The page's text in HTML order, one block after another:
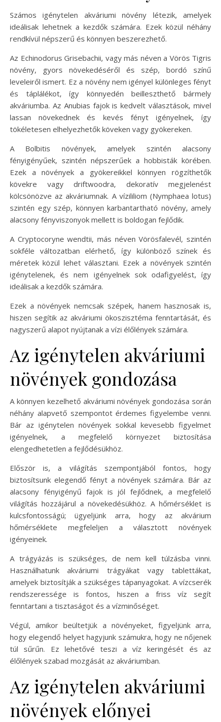
Számos igénytelen akváriumi növény létezik, amelyek
ideálisak lehetnek a kezdők számára. Ezek közül néhány
rendkívül népszerű és könnyen beszerezhető.
Az Echinodorus Grisebachii, vagy más néven a Vörös Tigris
növény, gyors növekedéséről és szép, bordó színű
leveleiről ismert. Ez a növény nem igényel különleges fényt
és táplálékot, így könnyedén beilleszthető bármely
akváriumba. Az Anubias fajok is kedvelt választások, mivel
lassan növekednek és kevés fényt igényelnek, így
tökéletesen elhelyezhetők köveken vagy gyökereken.
A Bolbitis növények, amelyek szintén alacsony
fényigényűek, szintén népszerűek a hobbisták körében.
Ezek a növények a gyökereikkel könnyen rögzíthetők
kövekre vagy driftwoodra, dekoratív megjelenést
kölcsönözve az akváriumnak. A vízililiom (Nymphaea lotus)
szintén egy szép, könnyen karbantartható növény, amely
alacsony fényviszonyok mellett is boldogan fejlődik.
A Cryptocoryne wendtii, más néven Vörösfalevél, szintén
sokféle változatban elérhető, így különböző színek és
méretek közül lehet választani. Ezek a növények szintén
igénytelenek, és nem igényelnek sok odafigyelést, így
ideálisak a kezdők számára.
Ezek a növények nemcsak szépek, hanem hasznosak is,
hiszen segítik az akváriumi ökoszisztéma fenntartását, és
nagyszerű alapot nyújtanak a vízi élőlények számára.
Az igénytelen akváriumi
növények gondozása
A könnyen kezelhető akváriumi növények gondozása során
néhány alapvető szempontot érdemes figyelembe venni.
Bár az igénytelen növények sokkal kevesebb figyelmet
igényelnek, a megfelelő környezet biztosítása
elengedhetetlen a fejlődésükhöz.
Először is, a világítás szempontjából fontos, hogy
biztosítsunk elegendő fényt a növények számára. Bár az
alacsony fényigényű fajok is jól fejlődnek, a megfelelő
világítás hozzájárul a növekedésükhöz. A hőmérséklet is
kulcsfontosságú; ügyeljünk arra, hogy az akvárium
hőmérséklete megfeleljen a választott növények
igényeinek.
A trágyázás is szükséges, de nem kell túlzásba vinni.
Használhatunk akváriumi trágyákat vagy tablettákat,
amelyek biztosítják a szükséges tápanyagokat. A vízcserék
rendszeressége is fontos, hiszen a friss víz segít
fenntartani a tisztaságot és a vízminőséget.
Végül, amikor beültetjük a növényeket, figyeljünk arra,
hogy elegendő helyet hagyjunk számukra, hogy ne nőjenek
túl sűrűn. Ez lehetővé teszi a víz keringését és az
élőlények szabad mozgását az akváriumban.
Az igénytelen akváriumi
növények előnyei